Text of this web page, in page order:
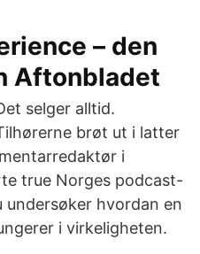
– den
Aftonbladet
selger alltid.
brøt ut i latter
i
true Norges podcast-
undersøker hvordan en
i virkeligheten.